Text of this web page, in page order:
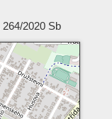
2020 Sb